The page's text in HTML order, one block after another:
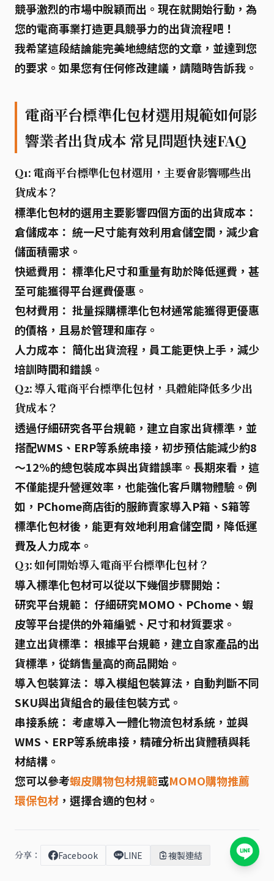
競爭激烈的市場中脫穎而出。現在就開始行動，為
您的電商事業打造更具競爭力的出貨流程吧！
我希望這段結論能完美地總結您的文章，並達到您
的要求。如果您有任何修改建議，請隨時告訴我。
電商平台標準化包材選用規範如何影
響業者出貨成本 常見問題快速FAQ
Q1: 電商平台標準化包材選用，主要會影響哪些出
貨成本？
標準化包材的選用主要影響四個方面的出貨成本：
倉儲成本： 統一尺寸能有效利用倉儲空間，減少倉
儲面積需求。
快遞費用： 標準化尺寸和重量有助於降低運費，甚
至可能獲得平台運費優惠。
包材費用： 批量採購標準化包材通常能獲得更優惠
的價格，且易於管理和庫存。
人力成本： 簡化出貨流程，員工能更快上手，減少
培訓時間和錯誤。
Q2: 導入電商平台標準化包材，具體能降低多少出
貨成本？
透過仔細研究各平台規範，建立自家出貨標準，並
搭配WMS、ERP等系統串接，初步預估能減少約8
～12%的總包裝成本與出貨錯誤率 。長期來看，這
不僅能提升營運效率，也能強化客戶購物體驗。例
如，PChome商店街的服飾賣家導入P箱、S箱等
標準化包材後，能更有效地利用倉儲空間，降低運
費及人力成本。
Q3: 如何開始導入電商平台標準化包材？
導入標準化包材可以從以下幾個步驟開始：
研究平台規範： 仔細研究MOMO、PChome、蝦
皮等平台提供的外箱編號、尺寸和材質要求。
建立出貨標準： 根據平台規範，建立自家產品的出
貨標準，從銷售量高的商品開始。
導入包裝算法： 導入模組包裝算法，自動判斷不同
SKU與出貨組合的最佳包裝方式。
串接系統： 考慮導入一體化物流包材系統，並與
WMS、ERP等系統串接，精確分析出貨體積與耗
材結構。
您可以參考蝦皮購物包材規範或MOMO購物推薦
環保包材 ，選擇合適的包材。
分享： Facebook LINE 複製連結